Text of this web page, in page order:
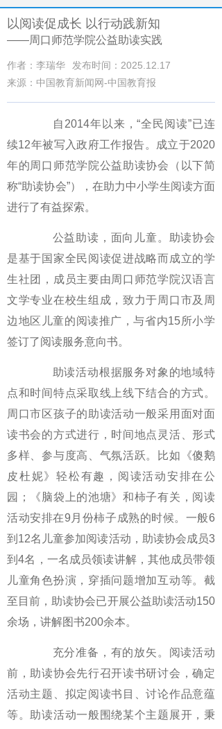
以阅读促成长 以行动践新知
——周口师范学院公益助读实践
作者：李瑞华
发布时间：2025.12.17
来源：中国教育新闻网-中国教育报
自2014年以来，“全民阅读”已连
续12年被写入政府工作报告。成立于2020
年的周口师范学院公益助读协会（以下简
称“助读协会”），在助力中小学生阅读方面
进行了有益探索。
公益助读，面向儿童。助读协会
是基于国家全民阅读促进战略而成立的学
生社团，成员主要由周口师范学院汉语言
文学专业在校生组成，致力于周口市及周
边地区儿童的阅读推广，与省内15所小学
签订了阅读服务意向书。
助读活动根据服务对象的地域特
点和时间特点采取线上线下结合的方式。
周口市区孩子的助读活动一般采用面对面
读书会的方式进行，时间地点灵活、形式
多样、参与度高、气氛活跃。比如《傻鹅
皮杜妮》轻松有趣，阅读活动安排在公
园；《脑袋上的池塘》和柿子有关，阅读
活动安排在9月份柿子成熟的时候。一般6
到12名儿童参加阅读活动，助读协会成员3
到4名，一名成员领读讲解，其他成员带领
儿童角色扮演，穿插问题增加互动等。截
至目前，助读协会已开展公益助读活动150
余场，讲解图书200余本。
充分准备，有的放矢。阅读活动
前，助读协会先行召开读书研讨会，确定
活动主题、拟定阅读书目、讨论作品意蕴
等。助读活动一般围绕某个主题展开，秉